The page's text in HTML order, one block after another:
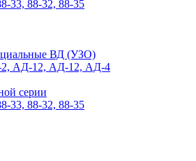
33, 88-32, 88-35
ВД (УЗО)
2, АД-12, АД-12, АД-4
серии
33, 88-32, 88-35